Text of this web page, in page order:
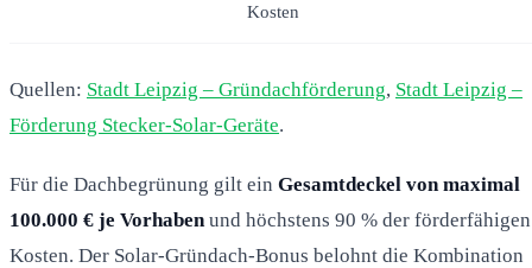
Kosten
Quellen: Stadt Leipzig – Gründachförderung, Stadt Leipzig –
Förderung Stecker-Solar-Geräte.
Für die Dachbegrünung gilt ein Gesamtdeckel von maximal
100.000 € je Vorhaben und höchstens 90 % der förderfähigen
Kosten. Der Solar-Gründach-Bonus belohnt die Kombination